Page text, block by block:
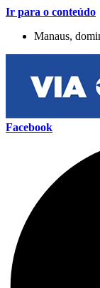
Ir para o conteúdo
Manaus,
Facebook